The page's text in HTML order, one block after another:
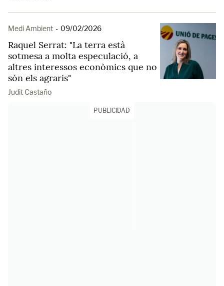
Medi Ambient - 09/02/2026
Raquel Serrat: "La terra està
sotmesa a molta especulació, a
altres interessos econòmics que no
són els agraris"
Judit Castaño
PUBLICIDAD